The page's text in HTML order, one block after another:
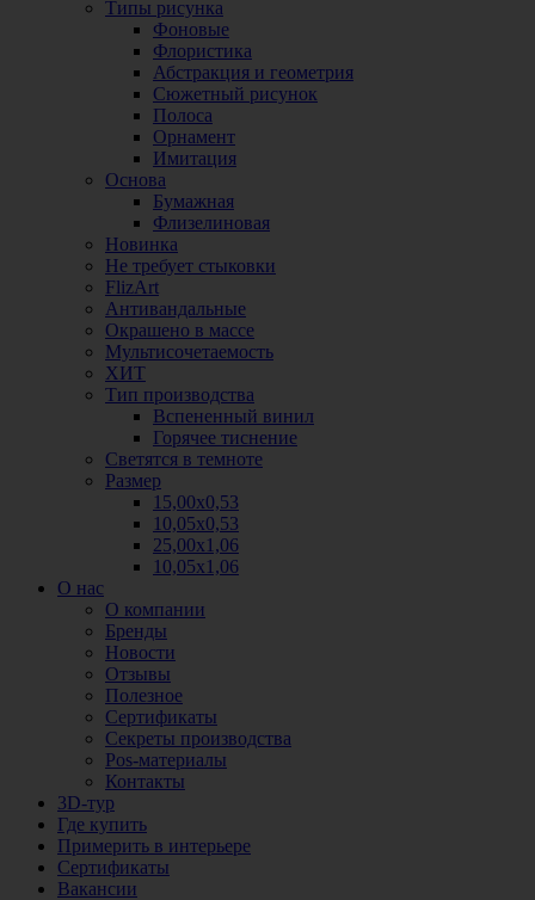
Типы рисунка
Фоновые
Флористика
Абстракция и геометрия
Сюжетный рисунок
Полоса
Орнамент
Имитация
Основа
Бумажная
Флизелиновая
Новинка
Не требует стыковки
FlizArt
Антивандальные
Окрашено в массе
Мультисочетаемость
ХИТ
Тип производства
Вспененный винил
Горячее тиснение
Светятся в темноте
Размер
15,00х0,53
10,05х0,53
25,00х1,06
10,05х1,06
О нас
О компании
Бренды
Новости
Отзывы
Полезное
Сертификаты
Секреты производства
Pos-материалы
Контакты
3D-тур
Где купить
Примерить в интерьере
Сертификаты
Вакансии